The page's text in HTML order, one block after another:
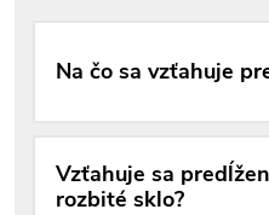
Na čo sa vzťahuje
Vzťahuje sa
rozbité sklo?